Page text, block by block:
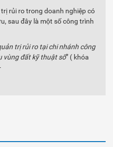
rủi ro trong doanh nghiệp có
sau đây là một số công trình
trị rủi ro tại chi nhánh công
vùng đất kỹ thuật số” ( khóa